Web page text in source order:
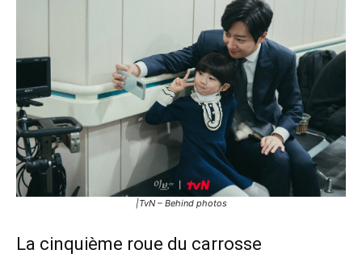
|TvN – Behind photos
La cinquième roue du carrosse